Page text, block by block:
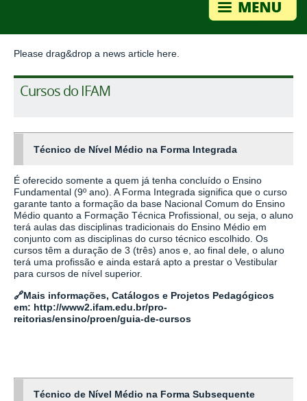
Please drag&drop a news article here.
Cursos do IFAM
Técnico de Nível Médio na Forma Integrada
É oferecido somente a quem já tenha concluído o Ensino
Fundamental (9º ano). A Forma Integrada significa que o curso
garante tanto a formação da base Nacional Comum do Ensino
Médio quanto a Formação Técnica Profissional, ou seja, o aluno
terá aulas das disciplinas tradicionais do Ensino Médio em
conjunto com as disciplinas do curso técnico escolhido. Os
cursos têm a duração de 3 (três) anos e, ao final dele, o aluno
terá uma profissão e ainda estará apto a prestar o Vestibular
para cursos de nível superior.
🔗Mais informações, Catálogos e Projetos Pedagógicos
em: http://www2.ifam.edu.br/pro-
reitorias/ensino/proen/guia-de-cursos
Técnico de Nível Médio na Forma Subsequente